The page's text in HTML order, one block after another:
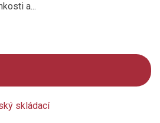
a...